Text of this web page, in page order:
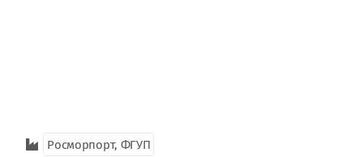
Росморпорт, ФГУП